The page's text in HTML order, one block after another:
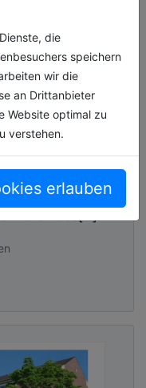
die
speichern
wir die
an Drittanbieter
Website optimal zu
verstehen.
erlauben
für
2025 ist bislang
2026 viel zu
stehen